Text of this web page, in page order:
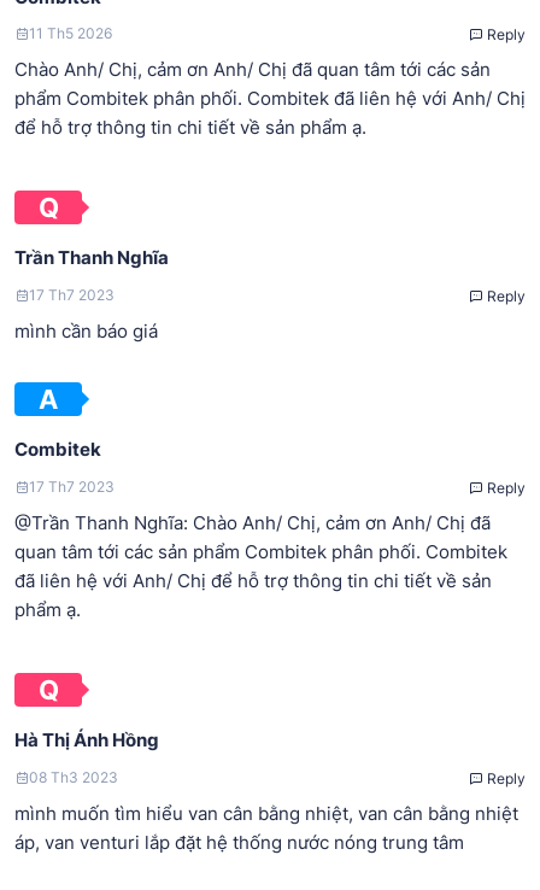
Reply
11 Th5 2026
Chào Anh/ Chị, cảm ơn Anh/ Chị đã quan tâm tới các sản
phẩm Combitek phân phối. Combitek đã liên hệ với Anh/ Chị
để hỗ trợ thông tin chi tiết về sản phẩm ạ.
Trần Thanh Nghĩa
Reply
17 Th7 2023
mình cần báo giá
Combitek
Reply
17 Th7 2023
@Trần Thanh Nghĩa: Chào Anh/ Chị, cảm ơn Anh/ Chị đã
quan tâm tới các sản phẩm Combitek phân phối. Combitek
đã liên hệ với Anh/ Chị để hỗ trợ thông tin chi tiết về sản
phẩm ạ.
Hà Thị Ánh Hồng
Reply
08 Th3 2023
mình muốn tìm hiểu van cân bằng nhiệt, van cân bằng nhiệt
áp, van venturi lắp đặt hệ thống nước nóng trung tâm